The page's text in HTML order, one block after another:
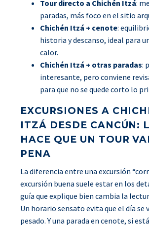
Tour directo a Chichén Itzá:
paradas, más foco en el sitio
Chichén Itzá + cenote:
historia y descanso, ideal para
calor.
Chichén Itzá + otras paradas:
interesante, pero conviene
para que no se quede corto lo
EXCURSIONES A
ITZÁ DESDE CANCÚN:
HACE QUE UN TOUR
PENA
La diferencia entre una excursión
excursión buena suele estar en los
guía que explique bien cambia la
Un horario sensato evita que el día se
pesado. Y una parada en cenote, si